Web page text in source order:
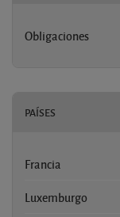
Obligaciones
PAÍSES
Francia
Luxemburgo